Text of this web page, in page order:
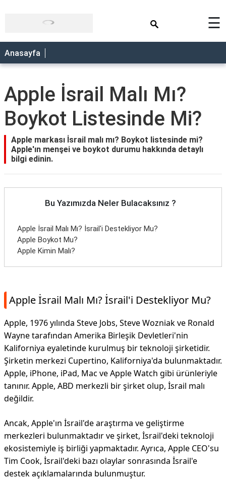
☰
Anasayfa
Apple İsrail Malı Mı?
Boykot Listesinde Mi?
Apple markası İsrail malı mı? Boykot listesinde mi?
Apple'ın menşei ve boykot durumu hakkında detaylı
bilgi edinin.
Bu Yazımızda Neler Bulacaksınız ?
Apple İsrail Malı Mı? İsrail'i Destekliyor Mu?
Apple Boykot Mu?
Apple Kimin Malı?
Apple İsrail Malı Mı? İsrail'i Destekliyor Mu?
Apple, 1976 yılında Steve Jobs, Steve Wozniak ve Ronald
Wayne tarafından Amerika Birleşik Devletleri'nin
Kaliforniya eyaletinde kurulmuş bir teknoloji şirketidir.
Şirketin merkezi Cupertino, Kaliforniya'da bulunmaktadır.
Apple, iPhone, iPad, Mac ve Apple Watch gibi ürünleriyle
tanınır. Apple, ABD merkezli bir şirket olup, İsrail malı
değildir.
Ancak, Apple'ın İsrail'de araştırma ve geliştirme
merkezleri bulunmaktadır ve şirket, İsrail'deki teknoloji
ekosistemiyle iş birliği yapmaktadır. Ayrıca, Apple CEO'su
Tim Cook, İsrail'deki bazı olaylar sonrasında İsrail'e
destek açıklamalarında bulunmuştur.